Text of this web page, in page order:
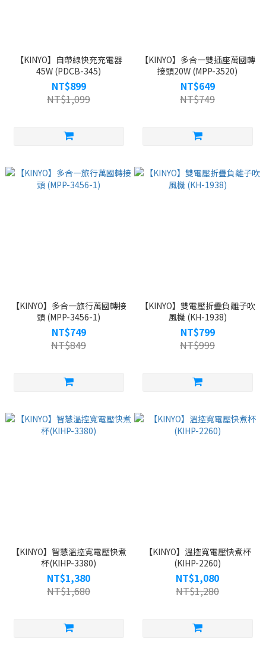
【KINYO】自帶線快充充電器
45W (PDCB-345)
NT$899
NT$1,099
【KINYO】多合一雙插座萬國轉
接頭20W (MPP-3520)
NT$649
NT$749
【KINYO】多合一旅行萬國轉接
頭 (MPP-3456-1)
NT$749
NT$849
【KINYO】雙電壓折疊負離子吹
風機 (KH-1938)
NT$799
NT$999
【KINYO】智慧溫控寬電壓快煮
杯(KIHP-3380)
NT$1,380
NT$1,680
【KINYO】溫控寬電壓快煮杯
(KIHP-2260)
NT$1,080
NT$1,280